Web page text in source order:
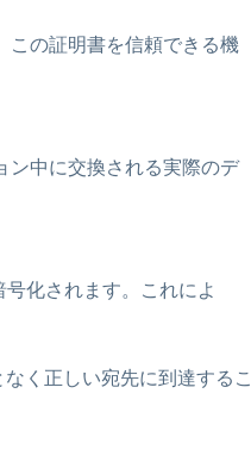
この証明書を信頼できる機
ン中に交換される実際のデ
化されます。これによ
く正しい宛先に到達するこ